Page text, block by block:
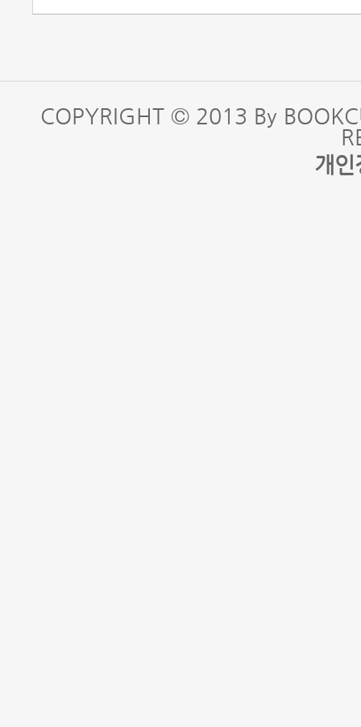
COPYRIGHT © 2013 By
개인